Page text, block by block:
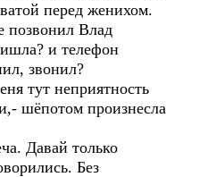
перед женихом.
позвонил Влад
и телефон
звонил?
тут неприятность
шёпотом произнесла
Давай только
Без